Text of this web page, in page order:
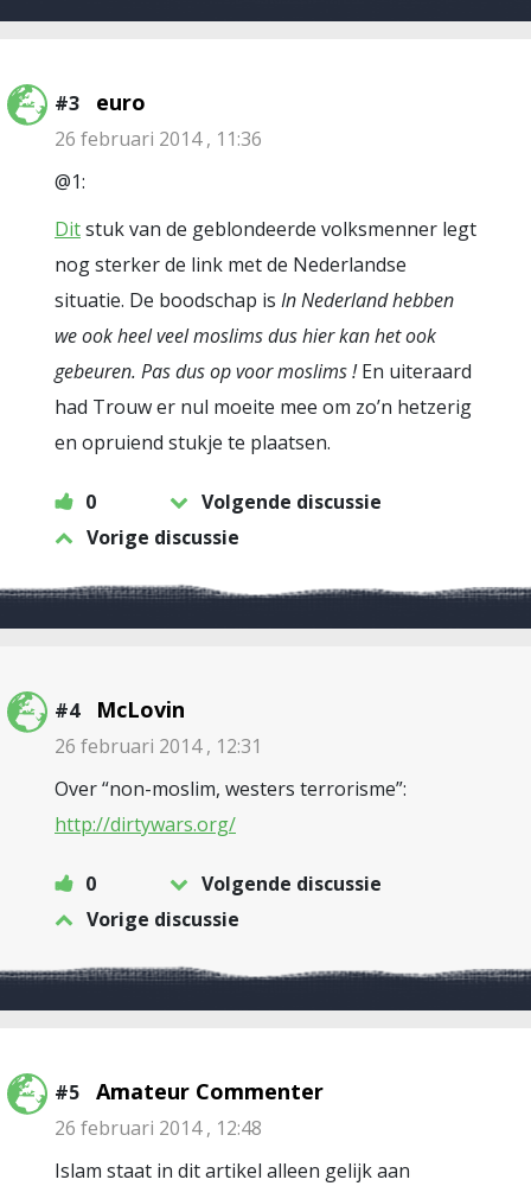
#3 euro
26 februari 2014 , 11:36
@1:
Ditstuk van de geblondeerde volksmenner legt
nog sterker de link met de Nederlandse
situatie. De boodschap is In Nederland hebben
we ook heel veel moslims dus hier kan het ook
gebeuren. Pas dus op voor moslims !En uiteraard
had Trouw er nul moeite mee om zo’n hetzerig
en opruiend stukje te plaatsen.
0
Volgende discussie
Vorige discussie
#4 McLovin
26 februari 2014 , 12:31
Over “non-moslim, westers terrorisme”:
http://dirtywars.org/
0
Volgende discussie
Vorige discussie
#5 Amateur Commenter
26 februari 2014 , 12:48
Islam staat in dit artikel alleen gelijk aan